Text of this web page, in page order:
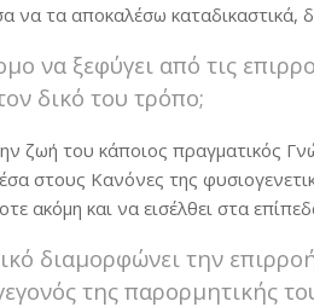
να τα αποκαλέσω καταδικαστικά,
να ξεφύγει από τις
δικό του τρόπο;
ζωή του κάποιος πραγματικός
στους Κανόνες της
ακόμη και να εισέλθει στα
διαμορφώνει την
της παρορμητικής